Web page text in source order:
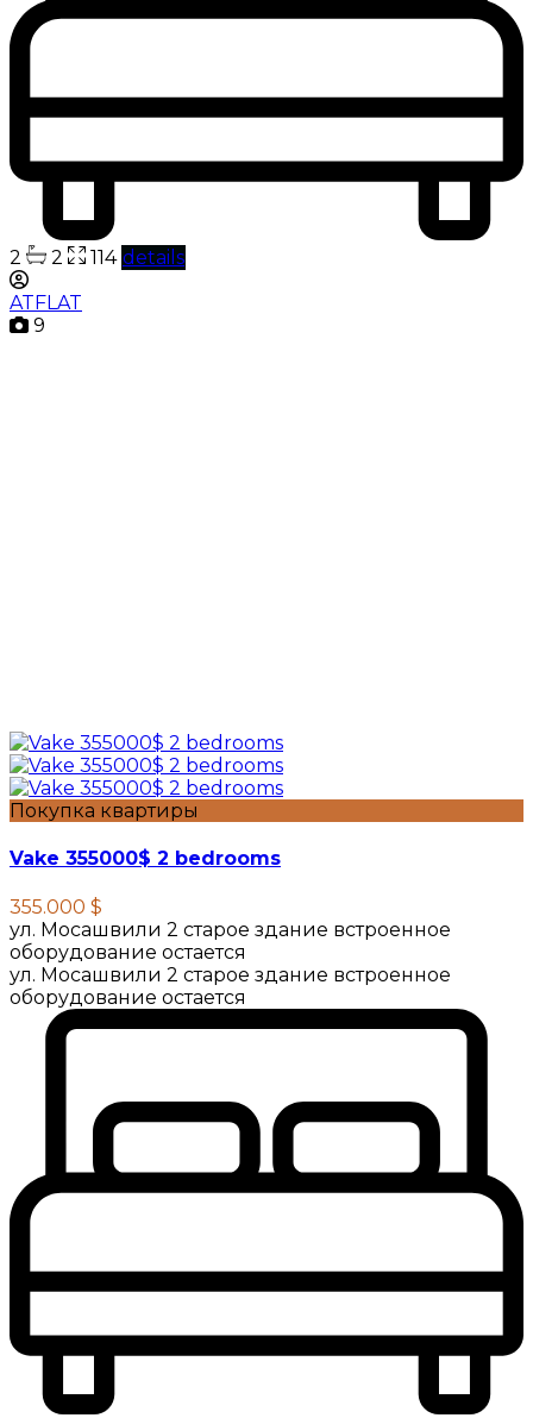
2 2 114 details
ATFLAT
9
Покупка квартиры
Vake 355000$ 2 bedrooms
355.000 $
ул. Мосашвили 2 старое здание встроенное
оборудование остается
ул. Мосашвили 2 старое здание встроенное
оборудование остается